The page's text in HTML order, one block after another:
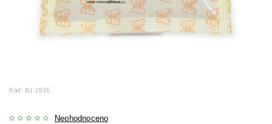
Kód: NJ-2836
Neohodnoceno